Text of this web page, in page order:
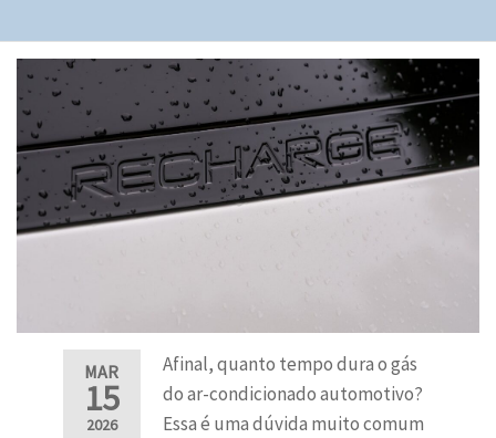
MAR
15
2026
Afinal, quanto tempo dura o gás
do ar-condicionado automotivo?
Essa é uma dúvida muito comum